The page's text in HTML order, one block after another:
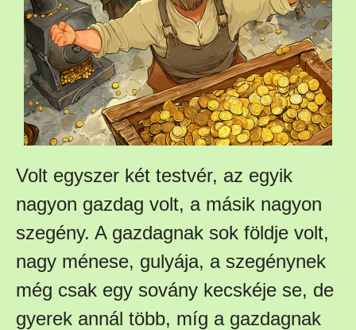
Volt egyszer két testvér, az egyik
nagyon gazdag volt, a másik nagyon
szegény. A gazdagnak sok földje volt,
nagy ménese, gulyája, a szegénynek
még csak egy sovány kecskéje se, de
gyerek annál több, míg a gazdagnak